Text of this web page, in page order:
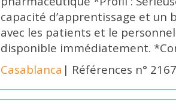
capacité d’apprentissage et un
avec les patients et le
disponible immédiatement.
Casablanca | Références n°